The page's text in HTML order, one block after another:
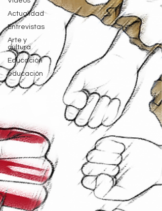
Actualidad
Entrevistas
Arte y
cultura
Educación
educación